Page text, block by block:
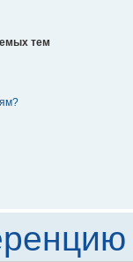
тем